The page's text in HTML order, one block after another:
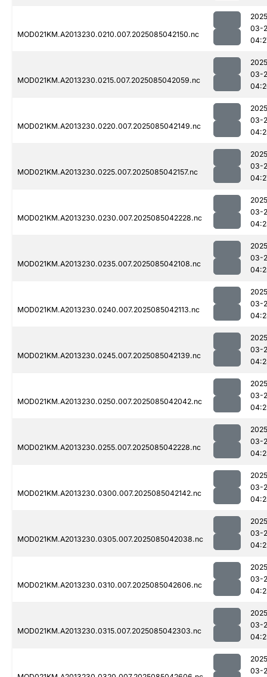
MOD021KM.A2013230.0210.007.2025085042150.nc
03-
MOD021KM.A2013230.0215.007.2025085042059.nc
03-
MOD021KM.A2013230.0220.007.2025085042149.nc
03-
MOD021KM.A2013230.0225.007.2025085042157.nc
03-
MOD021KM.A2013230.0230.007.2025085042228.nc
03-
MOD021KM.A2013230.0235.007.2025085042108.nc
03-
MOD021KM.A2013230.0240.007.2025085042113.nc
03-
MOD021KM.A2013230.0245.007.2025085042139.nc
03-
MOD021KM.A2013230.0250.007.2025085042042.nc
03-
MOD021KM.A2013230.0255.007.2025085042228.nc
03-
MOD021KM.A2013230.0300.007.2025085042142.nc
03-
MOD021KM.A2013230.0305.007.2025085042038.nc
03-
MOD021KM.A2013230.0310.007.2025085042606.nc
03-
MOD021KM.A2013230.0315.007.2025085042303.nc
03-
03-